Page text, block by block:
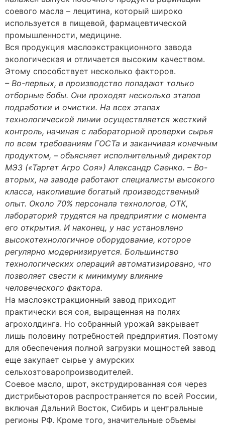
соевого масла – лецитина, который широко
используется в пищевой, фармацевтической
промышленности, медицине.
Вся продукция маслоэкстракционного завода
экологическая и отличается высоким качеством.
Этому способствует несколько факторов.
– Во-первых, в производство попадают только
отборные бобы. Они проходят несколько этапов
подработки и очистки. На всех этапах
технологической линии осуществляется жесткий
контроль, начиная с лабораторной проверки сырья
по всем требованиям ГОСТа и заканчивая конечным
продуктом, – объясняет исполнительный директор
МЭЗ («Таргет Агро Соя») Александр Саенко. – Во-
вторых, на заводе работают специалисты высокого
класса, накопившие богатый производственный
опыт. Около 70% персонала технологов, ОТК,
лабораторий трудятся на предприятии с момента
его открытия. И наконец, у нас установлено
высокотехнологичное оборудование, которое
регулярно модернизируется. Большинство
технологических операций автоматизировано, что
позволяет свести к минимуму влияние
человеческого фактора.
На маслоэкстракционный завод приходит
практически вся соя, выращенная на полях
агрохолдинга. Но собранный урожай закрывает
лишь половину потребностей предприятия. Поэтому
для обеспечения полной загрузки мощностей завод
еще закупает сырье у амурских
сельхозтоваропроизводителей.
Соевое масло, шрот, экструдированная соя через
дистрибьюторов распространяется по всей России,
включая Дальний Восток, Сибирь и центральные
регионы РФ. Кроме того, значительные объемы